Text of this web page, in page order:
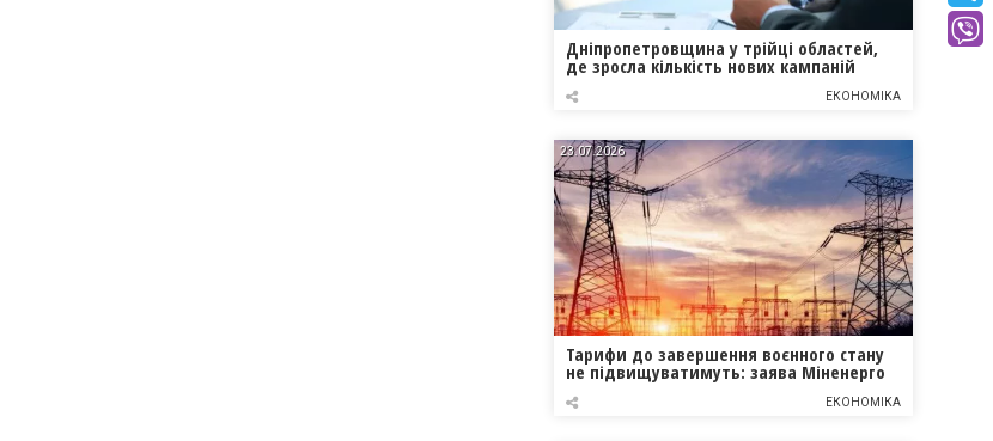
Дніпропетровщина у трійці областей,
де зросла кількість нових кампаній
ЕКОНОМІКА
23.07.2026
Тарифи до завершення воєнного стану
не підвищуватимуть: заява Міненерго
ЕКОНОМІКА